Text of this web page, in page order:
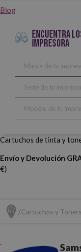
Blog
ENCUENTRA
IMPRESORA
Cartuchos de tinta y
Envío y Devolución
€)
Cartuchos y Toners